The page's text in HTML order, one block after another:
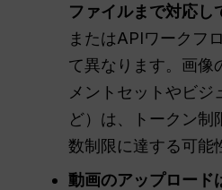
ファイルまで対応し
またはAPIワークフ
て異なります。画像
メントセットやビジ
ど）は、トークン制
数制限に達する可能
動画のアップロード